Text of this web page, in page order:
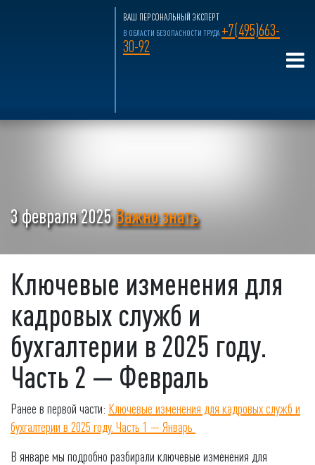
ВАШ ПЕРСОНАЛЬНЫЙ ЭКСПЕРТ
В ОБЛАСТИ БЕЗОПАСНОСТИ ТРУДА +7(495)663-
30-92
3 февраля 2025Важно знать
Ключевые изменения для
кадровых служб и
бухгалтерии в 2025 году.
Часть 2 — Февраль
Ранее в первой части: Ключевые изменения для кадровых служб и
бухгалтерии в 2025 году. Часть 1 — Январь
В январе мы подробно разбирали ключевые изменения для